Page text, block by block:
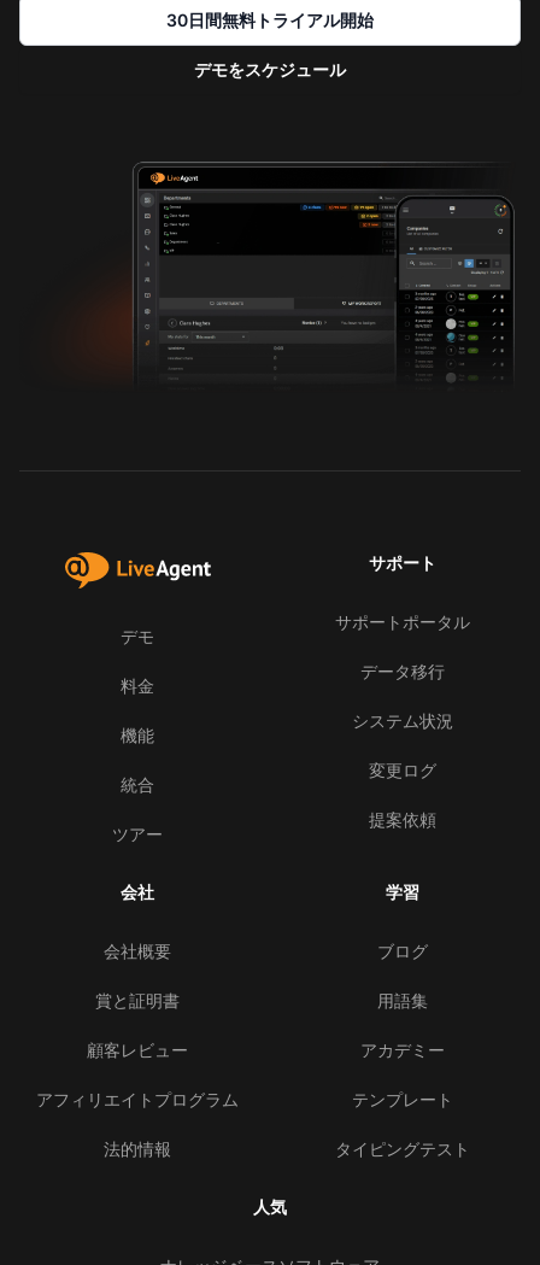
30日間無料トライアル開始
デモをスケジュール
デモ
料金
機能
統合
ツアー
サポート
サポートポータル
データ移行
システム状況
変更ログ
提案依頼
会社
会社概要
賞と証明書
顧客レビュー
アフィリエイトプログラム
法的情報
学習
ブログ
用語集
アカデミー
テンプレート
タイピングテスト
人気